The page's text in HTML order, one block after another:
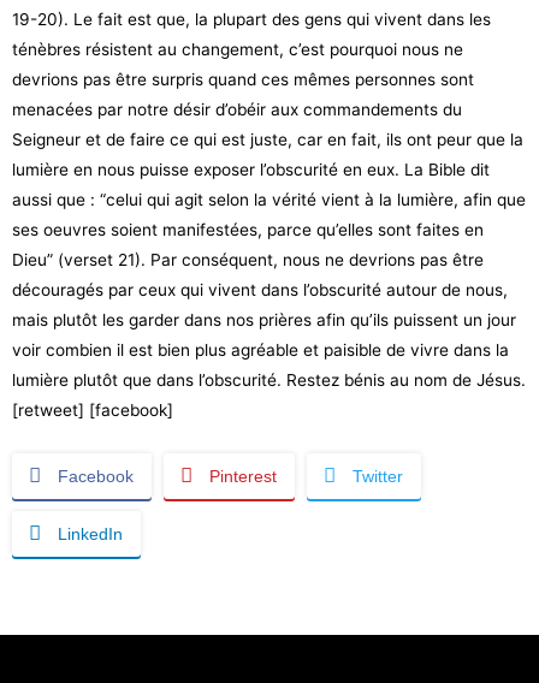
19-20). Le fait est que, la plupart des gens qui vivent dans les
ténèbres résistent au changement, c’est pourquoi nous ne
devrions pas être surpris quand ces mêmes personnes sont
menacées par notre désir d’obéir aux commandements du
Seigneur et de faire ce qui est juste, car en fait, ils ont peur que la
lumière en nous puisse exposer l’obscurité en eux. La Bible dit
aussi que : “celui qui agit selon la vérité vient à la lumière, afin que
ses oeuvres soient manifestées, parce qu’elles sont faites en
Dieu” (verset 21). Par conséquent, nous ne devrions pas être
découragés par ceux qui vivent dans l’obscurité autour de nous,
mais plutôt les garder dans nos prières afin qu’ils puissent un jour
voir combien il est bien plus agréable et paisible de vivre dans la
lumière plutôt que dans l’obscurité. Restez bénis au nom de Jésus.
[retweet] [facebook]
Facebook Pinterest Twitter
LinkedIn